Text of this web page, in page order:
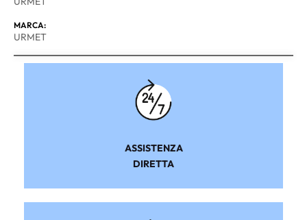
MARCA:
URMET
ASSISTENZA
DIRETTA